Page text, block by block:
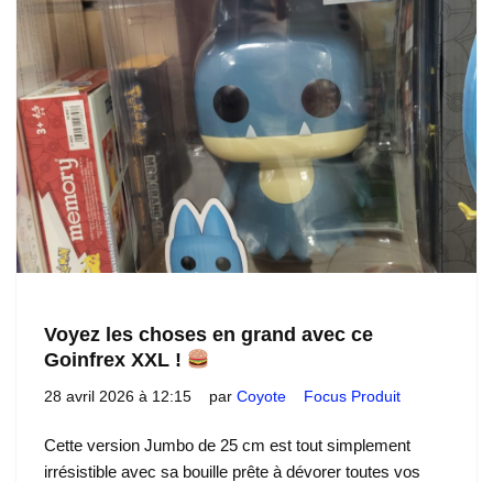
Voyez les choses en grand avec ce
Goinfrex XXL !
28 avril 2026 à 12:15 par Coyote Focus Produit
Cette version Jumbo de 25 cm est tout simplement
irrésistible avec sa bouille prête à dévorer toutes vos